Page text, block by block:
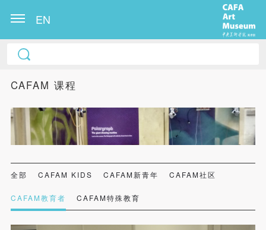
EN
CAFAM 课程
全部 CAFAM KIDS CAFAM新青年 CAFAM社区
CAFAM教育者 CAFAM特殊教育